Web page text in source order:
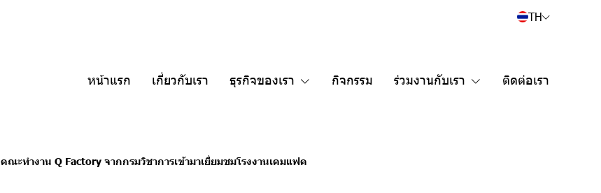
TH
หน้าแรก เกี่ยวกับเรา ธุรกิจของเรา กิจกรรม ร่วมงานกับเรา ติดต่อเรา
คณะทำงาน Q Factory จากกรมวิชาการเข้ามาเยี่ยมชมโรงงานเคมแฟค